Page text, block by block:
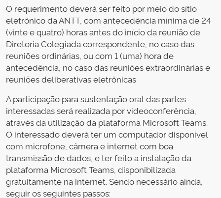
O requerimento deverá ser feito por meio do sítio
eletrônico da ANTT, com antecedência mínima de 24
(vinte e quatro) horas antes do início da reunião de
Diretoria Colegiada correspondente, no caso das
reuniões ordinárias, ou com 1 (uma) hora de
antecedência, no caso das reuniões extraordinárias e
reuniões deliberativas eletrônicas
A participação para sustentação oral das partes
interessadas será realizada por videoconferência,
através da utilização da plataforma Microsoft Teams.
O interessado deverá ter um computador disponível
com microfone, câmera e internet com boa
transmissão de dados, e ter feito a instalação da
plataforma Microsoft Teams, disponibilizada
gratuitamente na internet. Sendo necessário ainda,
seguir os seguintes passos: